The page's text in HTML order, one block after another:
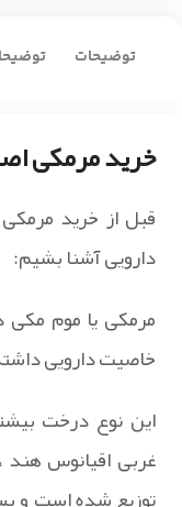
توضیحات
خرید مرمکی
قبل از خرید
دارویی آشنا بشیم:
مرمکی یا موم
خاصیت دارویی
این نوع درخت
غربی اقیانوس هند